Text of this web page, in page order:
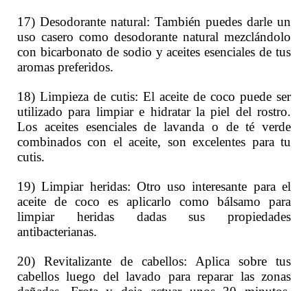
17) Desodorante natural: También puedes darle un
uso casero como desodorante natural mezclándolo
con bicarbonato de sodio y aceites esenciales de tus
aromas preferidos.
18) Limpieza de cutis: El aceite de coco puede ser
utilizado para limpiar e hidratar la piel del rostro.
Los aceites esenciales de lavanda o de té verde
combinados con el aceite, son excelentes para tu
cutis.
19) Limpiar heridas: Otro uso interesante para el
aceite de coco es aplicarlo como bálsamo para
limpiar heridas dadas sus propiedades
antibacterianas.
20) Revitalizante de cabellos: Aplica sobre tus
cabellos luego del lavado para reparar las zonas